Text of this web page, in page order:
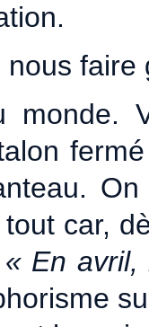
faire
monde.
car,
« En avril,